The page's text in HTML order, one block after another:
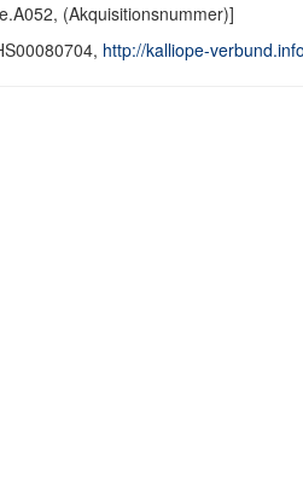
(Akquisitionsnummer)]
http://kalliope-